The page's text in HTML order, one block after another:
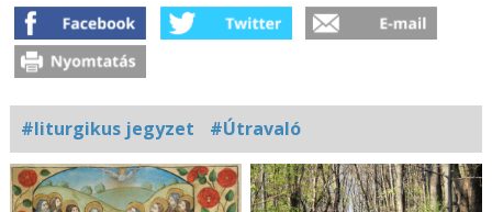
#liturgikus jegyzet #Útravaló
Kapcsolódó